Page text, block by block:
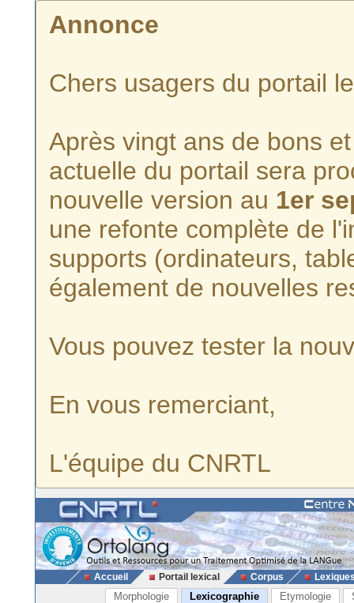
Annonce
Chers usagers du portail
Après vingt ans de bons
actuelle du portail sera
nouvelle version au 1er
une refonte complète de
supports (ordinateurs,
également de nouvelles
Vous pouvez tester la
En vous remerciant,
L'équipe du CNRTL
Accueil Portail lexical Corpus
Morphologie Lexicographie Etymologie